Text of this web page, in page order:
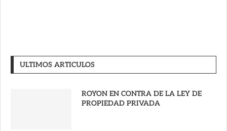
ULTIMOS ARTICULOS
ROYON EN CONTRA DE LA LEY DE
PROPIEDAD PRIVADA